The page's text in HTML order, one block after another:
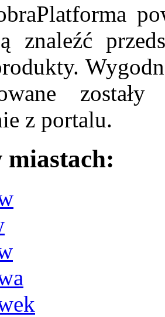
znaleźć
z portalu.